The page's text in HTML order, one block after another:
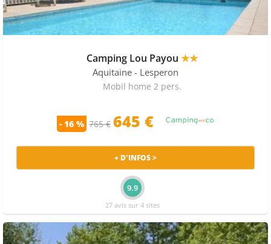
Camping Lou Payou ★★
Aquitaine - Lesperon
Mobil home 2 pers.
- 16 % 765 € 645 €
+ D'INFOS >
9.9
27 avis sur 4 sites